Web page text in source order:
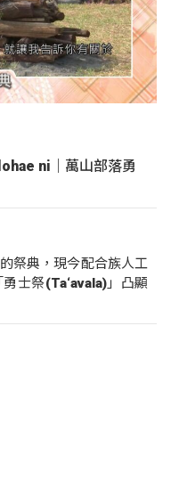
ni｜萬山部落勇
祭典，現今配合族人工
士祭(Ta‘avala)」凸顯